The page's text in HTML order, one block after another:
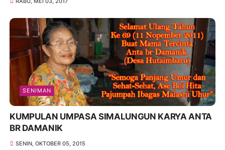
SENIMAN
KUMPULAN UMPASA SIMALUNGUN KARYA ANTA
BR DAMANIK
SENIN, OKTOBER 05, 2015